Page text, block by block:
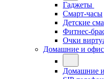
Гаджеты
Смарт-часы
Детские
Фитнес-
Очки
Домашние и
Домашние